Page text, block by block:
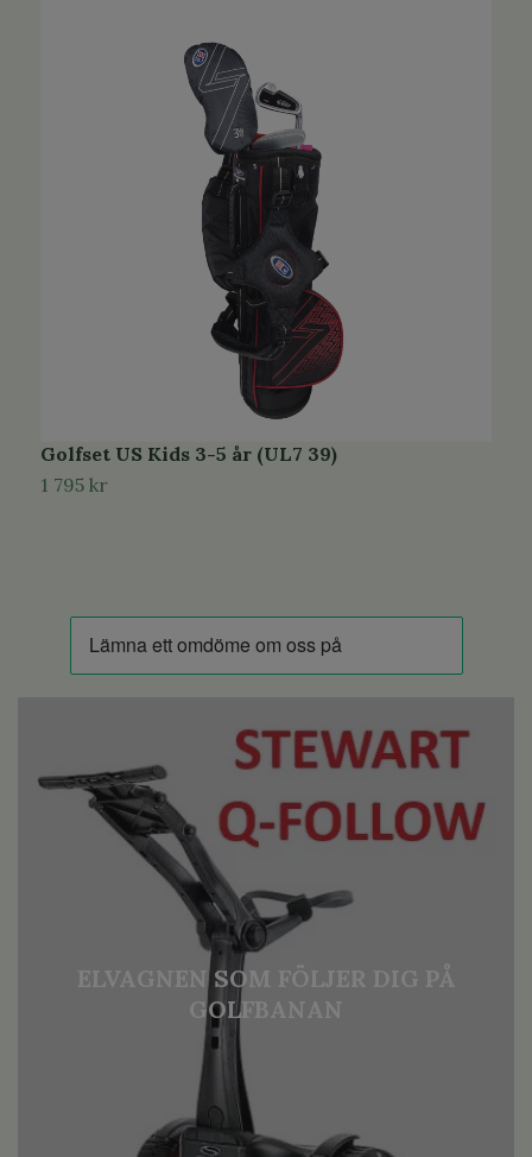
ELVAGNEN SOM FÖLJER DIG PÅ
GOLFBANAN
Golfset US Kids 3-5 år (UL7 39)
1 795 kr